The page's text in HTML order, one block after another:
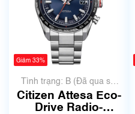
Giảm 33%
Tình trạng: B (Đã qua sử
dụng, hàng đẹp, có chút
xước dăm)
Citizen Attesa Eco-
Drive Radio-